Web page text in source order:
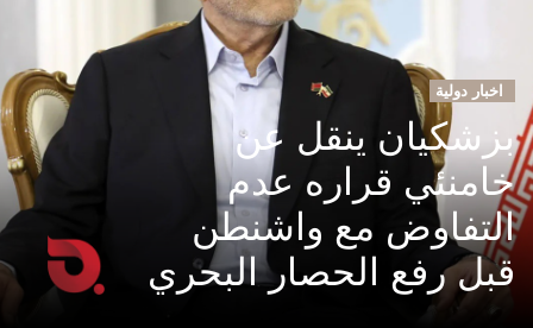
اخبار دولية
بزشكيان ينقل عن
خامنئي قراره عدم
التفاوض مع واشنطن
قبل رفع الحصار البحري